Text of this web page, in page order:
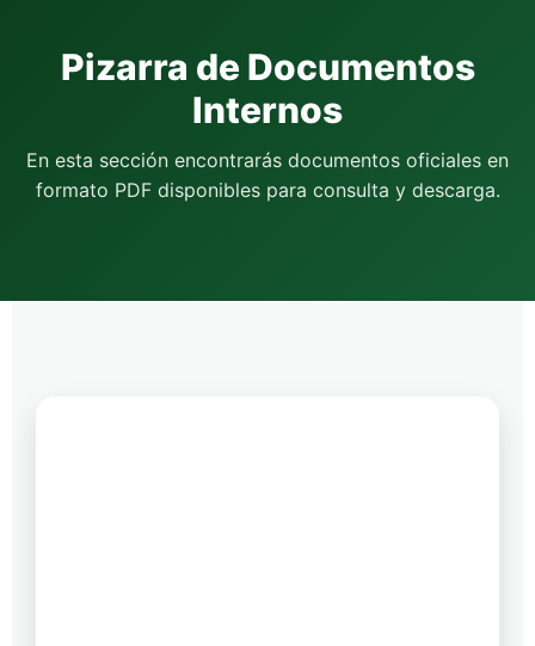
Pizarra de Documentos
Internos
En esta sección encontrarás documentos oficiales en
formato PDF disponibles para consulta y descarga.